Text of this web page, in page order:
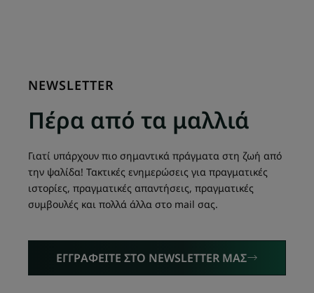
NEWSLETTER
Πέρα από τα μαλλιά
Γιατί υπάρχουν πιο σημαντικά πράγματα στη ζωή από
την ψαλίδα! Τακτικές ενημερώσεις για πραγματικές
ιστορίες, πραγματικές απαντήσεις, πραγματικές
συμβουλές και πολλά άλλα στο mail σας.
ΕΓΓΡΑΦΕΙΤΕ ΣΤΟ NEWSLETTER ΜΑΣ